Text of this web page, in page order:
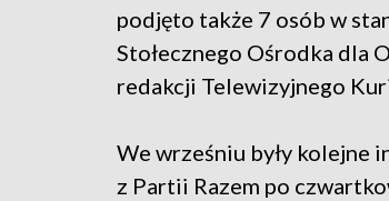
podjęto także 7 osób w
Stołecznego Ośrodka dla
redakcji Telewizyjnego
We wrześniu były kolejne
z Partii Razem po